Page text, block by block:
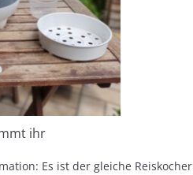
ihr
Es ist der gleiche